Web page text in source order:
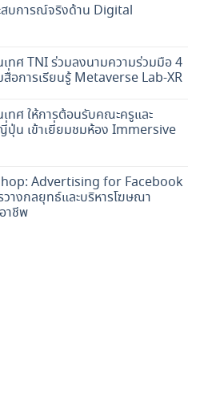
สบการณ์จริงด้าน Digital
เทศ TNI ร่วมลงนามความร่วมมือ 4
อการเรียนรู้ Metaverse Lab-XR
ทศ ให้การต้อนรับคณะครูและ
ปุ่น เข้าเยี่ยมชมห้อง Immersive
Advertising for Facebook
างกลยุทธ์และบริหารโฆษณา
าชีพ